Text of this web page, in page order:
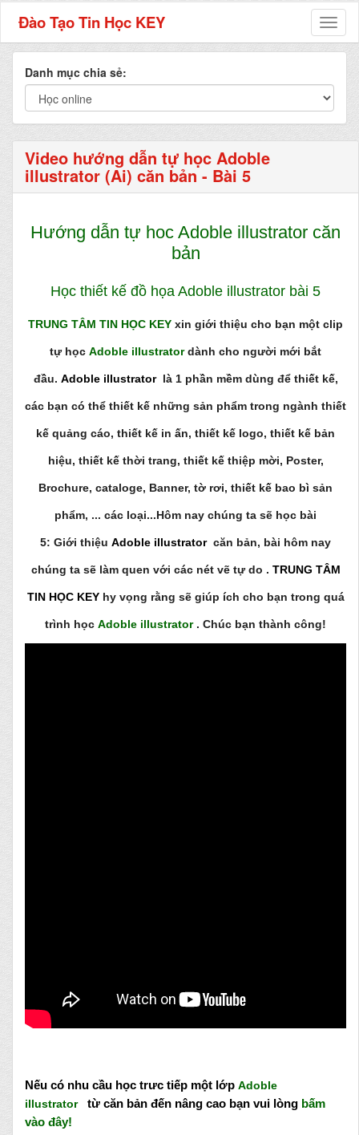
Đào Tạo Tin Học KEY
Danh mục chia sẻ:
Video hướng dẫn tự học Adoble
illustrator (Ai) căn bản - Bài 5
Hướng dẫn tự hoc Adoble illustrator căn
bản
Học thiết kế đồ họa Adoble illustrator bài 5
TRUNG TÂM TIN HỌC KEY xin giới thiệu cho bạn một clip
tự học Adoble illustratordành cho người mới bắt
đầu. Adoble illustratorlà 1 phần mềm dùng để thiết kế,
các bạn có thể thiết kế những sản phẩm trong ngành thiết
kế quảng cáo, thiết kế in ấn, thiết kế logo, thiết kế bản
hiệu, thiết kế thời trang, thiết kế thiệp mời, Poster,
Brochure, cataloge, Banner, tờ rơi, thiết kế bao bì sản
phẩm, ... các loại...Hôm nay chúng ta sẽ học bài
5: Giới thiệu Adoble illustratorcăn bản, bài hôm nay
chúng ta sẽ làm quen với các nét vẽ tự do . TRUNG TÂM
TIN HỌC KEYhy vọng rằng sẽ giúp ích cho bạn trong quá
trình học Adoble illustrator . Chúc bạn thành công!
Nếu có nhu cầu học trưc tiếp một lớp Adoble
illustrator
từ căn bản đến nâng cao bạn vui lòng bấm
vào đây!